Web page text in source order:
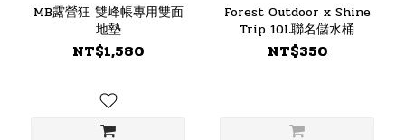
MB露營狂 雙峰帳專用雙面
地墊
NT$1,580
Forest Outdoor x Shine
Trip 10L聯名儲水桶
NT$350